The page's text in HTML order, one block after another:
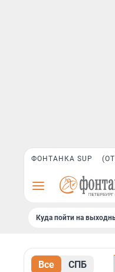
ФОНТАНКА SUP
Куда пойти на
Все СПБ